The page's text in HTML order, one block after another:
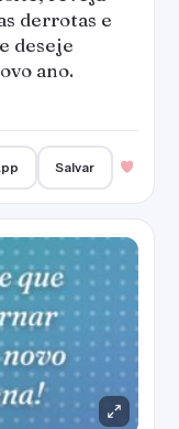
pena!
Salvar
ele a
Salvar